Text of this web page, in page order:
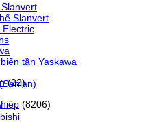
Slanvert
Electric
tần Yaskawa
(22)
(8206)